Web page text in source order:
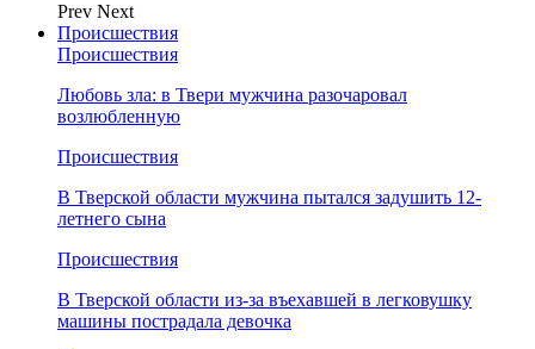
Prev Next
Происшествия
Происшествия
Любовь зла: в Твери мужчина разочаровал
возлюбленную
Происшествия
В Тверской области мужчина пытался задушить 12-
летнего сына
Происшествия
В Тверской области из-за въехавшей в легковушку
машины пострадала девочка